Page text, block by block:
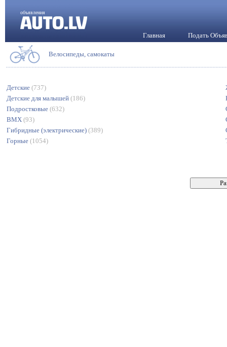
объявления
Главная Подать
Велосипеды, самокаты
Детские (737)
Детские для малышей (186)
Подростковые (632)
BMX (93)
Гибридные (электрические) (389)
Горные (1054)